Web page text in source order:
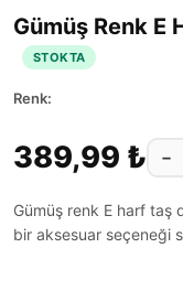
Gümüş Renk E
STOKTA
Renk:
389,99 ₺ −
Gümüş renk E harf taş
bir aksesuar seçeneği